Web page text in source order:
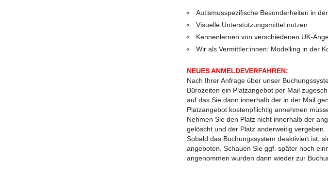
Autismusspezifische Besonderheiten in
Visuelle Unterstützungsmittel nutzen
Kennenlernen von verschiedenen UK-
Wir als Vermittler:innen: Modelling in der
NEUES ANMELDEVERFAHREN:
Nach Ihrer Anfrage über unser
Bürozeiten ein Platzangebot per Mail
auf das Sie dann innerhalb der in der Mail
Platzangebot kostenpflichtig annehmen
Nehmen Sie den Platz nicht innerhalb der
gelöscht und der Platz anderweitig vergeben.
Sobald das Buchungssystem deaktiviert ist,
angeboten. Schauen Sie ggf. später noch
angenommen wurden dann wieder zur